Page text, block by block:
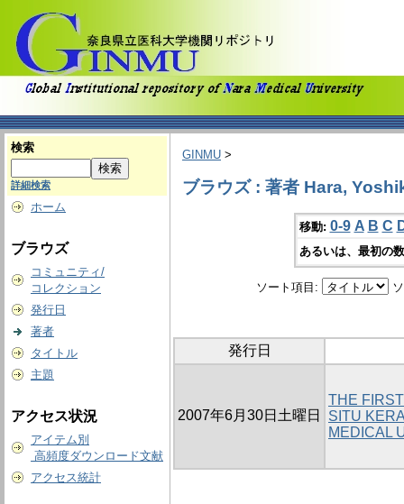
検索
詳細検索
ホーム
ブラウズ
コミュニティ/
コレクション
発行日
著者
タイトル
主題
アクセス状況
アイテム別
高頻度ダウンロード文献
アクセス統計
GINMU >
ブラウズ : 著者 Hara,
移動: 0-9 A B C
あるいは、最初の
ソート項目:
発行日
2007年6月30日土曜日
THE
SITU
MEDICAL